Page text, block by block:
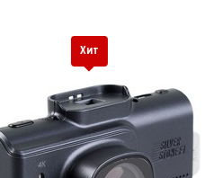
ВИДЕОРЕГИСТРАТОР
F1 CITYSCANNER 4K
Хит